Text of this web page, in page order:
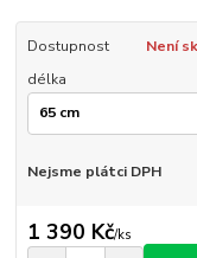
Dostupnost
Není
délka
Nejsme plátci DPH
1 390 Kč/ks